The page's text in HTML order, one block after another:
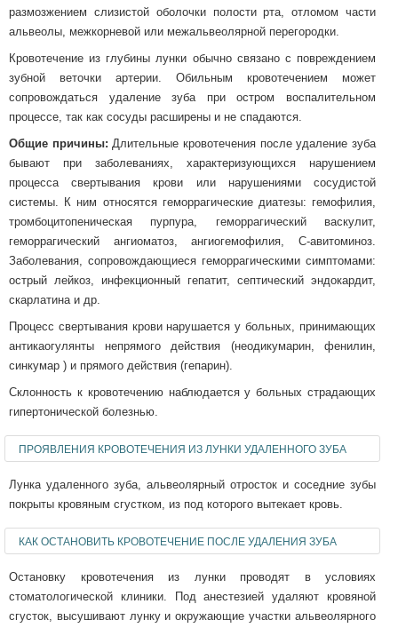
размозжением слизистой оболочки полости рта, отломом части
альвеолы, межкорневой или межальвеолярной перегородки.
Кровотечение из глубины лунки обычно связано с повреждением
зубной веточки артерии. Обильным кровотечением может
сопровождаться удаление зуба при остром воспалительном
процессе, так как сосуды расширены и не спадаются.
Общие причины: Длительные кровотечения после удаление зуба
бывают при заболеваниях, характеризующихся нарушением
процесса свертывания крови или нарушениями сосудистой
системы. К ним относятся геморрагические диатезы: гемофилия,
тромбоцитопеническая пурпура, геморрагический васкулит,
геморрагический ангиоматоз, ангиогемофилия, С-авитоминоз.
Заболевания, сопровождающиеся геморрагическими симптомами:
острый лейкоз, инфекционный гепатит, септический эндокардит,
скарлатина и др.
Процесс свертывания крови нарушается у больных, принимающих
антикаогулянты непрямого действия (неодикумарин, фенилин,
синкумар ) и прямого действия (гепарин).
Склонность к кровотечению наблюдается у больных страдающих
гипертонической болезнью.
ПРОЯВЛЕНИЯ КРОВОТЕЧЕНИЯ ИЗ ЛУНКИ УДАЛЕННОГО ЗУБА
Лунка удаленного зуба, альвеолярный отросток и соседние зубы
покрыты кровяным сгустком, из под которого вытекает кровь.
КАК ОСТАНОВИТЬ КРОВОТЕЧЕНИЕ ПОСЛЕ УДАЛЕНИЯ ЗУБА
Остановку кровотечения из лунки проводят в условиях
стоматологической клиники. Под анестезией удаляют кровяной
сгусток, высушивают лунку и окружающие участки альвеолярного